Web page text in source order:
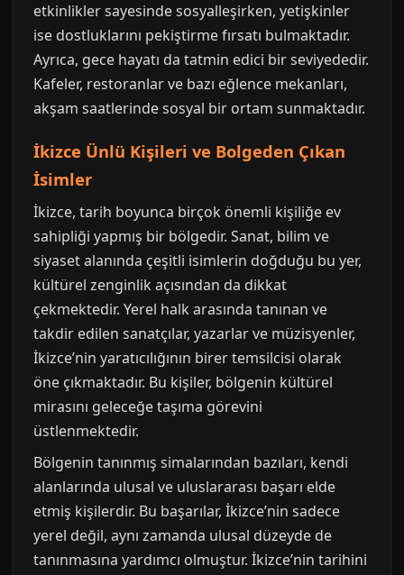
etkinlikler sayesinde sosyalleşirken, yetişkinler
ise dostluklarını pekiştirme fırsatı bulmaktadır.
Ayrıca, gece hayatı da tatmin edici bir seviyededir.
Kafeler, restoranlar ve bazı eğlence mekanları,
akşam saatlerinde sosyal bir ortam sunmaktadır.
İkizce Ünlü Kişileri ve Bolgeden Çıkan
İsimler
İkizce, tarih boyunca birçok önemli kişiliğe ev
sahipliği yapmış bir bölgedir. Sanat, bilim ve
siyaset alanında çeşitli isimlerin doğduğu bu yer,
kültürel zenginlik açısından da dikkat
çekmektedir. Yerel halk arasında tanınan ve
takdir edilen sanatçılar, yazarlar ve müzisyenler,
İkizce’nin yaratıcılığının birer temsilcisi olarak
öne çıkmaktadır. Bu kişiler, bölgenin kültürel
mirasını geleceğe taşıma görevini
üstlenmektedir.
Bölgenin tanınmış simalarından bazıları, kendi
alanlarında ulusal ve uluslararası başarı elde
etmiş kişilerdir. Bu başarılar, İkizce’nin sadece
yerel değil, aynı zamanda ulusal düzeyde de
tanınmasına yardımcı olmuştur. İkizce’nin tarihini